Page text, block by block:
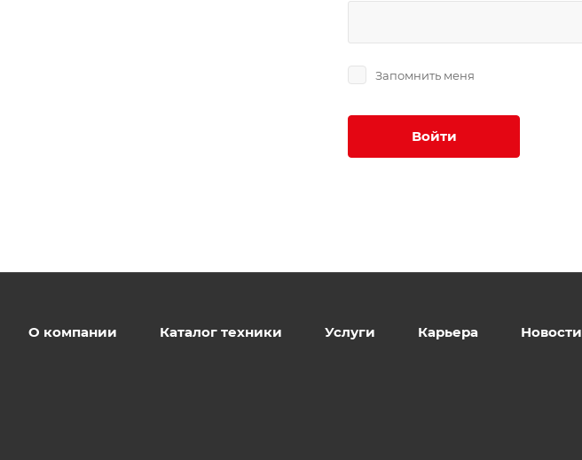
Запомнить меня
Войти
О компании Каталог техники Услуги Карьера Новости